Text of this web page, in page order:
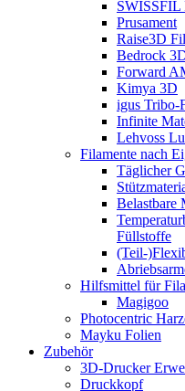
SWISSFIL
Prusament
Raise3D
Bedrock
Forward
Kimya 3D
igus Tribo-
Infinite
Lehvoss
Filamente nach
Täglicher
Belastbare
Füllstoffe
(Teil-
Hilfsmittel für
Magigoo
Photocentric
Mayku Folien
Zubehör
3D-Drucker
Druckkopf